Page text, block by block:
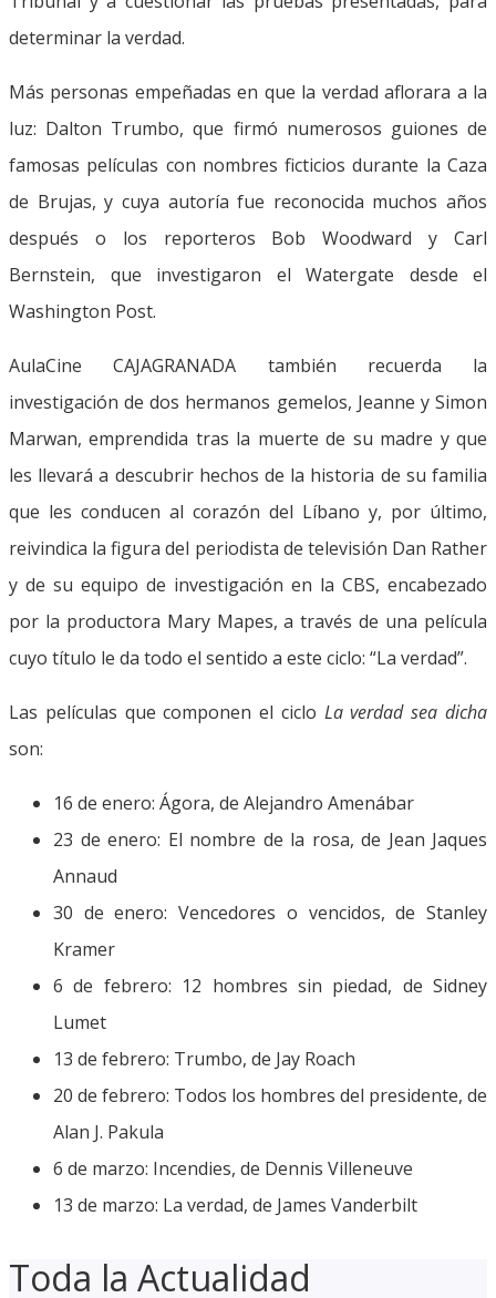
determinar la verdad.
Más personas empeñadas en que la verdad aflorara a la
luz: Dalton Trumbo, que firmó numerosos guiones de
famosas películas con nombres ficticios durante la Caza
de Brujas, y cuya autoría fue reconocida muchos años
después o los reporteros Bob Woodward y Carl
Bernstein, que investigaron el Watergate desde el
Washington Post.
AulaCine CAJAGRANADA también recuerda la
investigación de dos hermanos gemelos, Jeanne y Simon
Marwan, emprendida tras la muerte de su madre y que
les llevará a descubrir hechos de la historia de su familia
que les conducen al corazón del Líbano y, por último,
reivindica la figura del periodista de televisión Dan Rather
y de su equipo de investigación en la CBS, encabezado
por la productora Mary Mapes, a través de una película
cuyo título le da todo el sentido a este ciclo: “La verdad”.
Las películas que componen el ciclo La verdad sea dicha
son:
16 de enero: Ágora, de Alejandro Amenábar
23 de enero: El nombre de la rosa, de Jean Jaques
Annaud
30 de enero: Vencedores o vencidos, de Stanley
Kramer
6 de febrero: 12 hombres sin piedad, de Sidney
Lumet
13 de febrero: Trumbo, de Jay Roach
20 de febrero: Todos los hombres del presidente, de
Alan J. Pakula
6 de marzo: Incendies, de Dennis Villeneuve
13 de marzo: La verdad, de James Vanderbilt
Toda la Actualidad